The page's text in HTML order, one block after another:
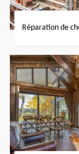
Réparation de